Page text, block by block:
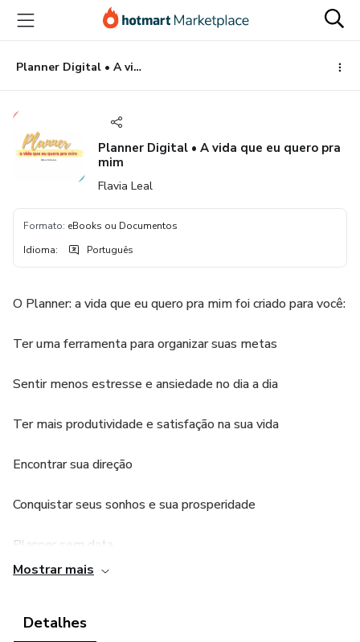
para
conteúdo
principal
para
pagamento
para
rodapé
Planner Digital • A vida que eu quero pra mim
Planner Digital • A vida que eu quero pra
mim
Flavia Leal
Formato: eBooks ou Documentos
Idioma: Português
O Planner: a vida que eu quero pra mim foi criado para você:
Ter uma ferramenta para organizar suas metas
Sentir menos estresse e ansiedade no dia a dia
Ter mais produtividade e satisfação na sua vida
Encontrar sua direção
Conquistar seus sonhos e sua prosperidade
Planner sem data
Mostrar mais
Detalhes